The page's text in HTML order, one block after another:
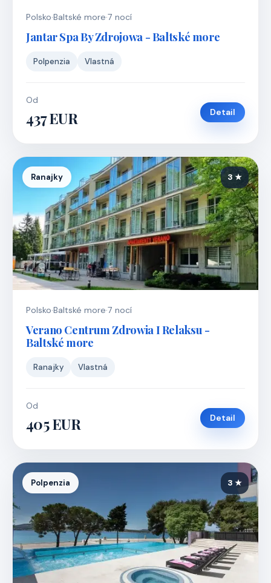
Polsko·Baltské more·7 nocí
Jantar Spa By Zdrojowa - Baltské more
Polpenzia Vlastná
Od
437 EUR Detail
Ranajky 3 ★
Polsko·Baltské more·7 nocí
Verano Centrum Zdrowia I Relaksu -
Baltské more
Ranajky Vlastná
Od
405 EUR Detail
Polpenzia 3 ★